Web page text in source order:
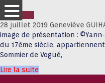
Actualités
28 juillet 2019 Geneviève
image de présentation :
du 17ème siècle,
Sommier de Vogüé,
Lire la suite